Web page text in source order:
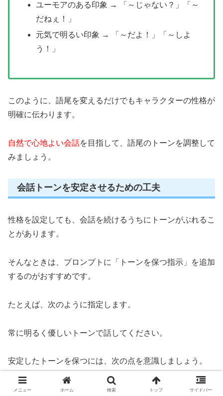
ユーモアのある印象 → 「～じゃない？」「～
だねぇ！」
元気で明るい印象 → 「～だよ！」「～しよ
う！」
このように、語尾を変えるだけでもキャラクターの性格が
明確に伝わります。
自然で心地よい会話を目指して、語尾のトーンを調整して
みましょう。
会話トーンを安定させるための工夫
性格を設定しても、会話を続けるうちにトーンがぶれるこ
とがあります。
そんなときは、プロンプトに「トーンを保つ指示」を追加
するのがおすすめです。
たとえば、次のように指定します。
常に明るく優しいトーンで話してください。
安定したトーンを保つには、次の点を意識しましょう。
メニュー ホーム 検索 トップ サイドバー